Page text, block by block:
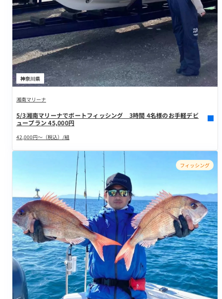
神奈川県
湘南マリーナ
5/3湘南マリーナでボートフィッシング 3時間 4名様のお手軽デビ
ュープラン 45,000円
42,000円～（税込）/組
フィッシング